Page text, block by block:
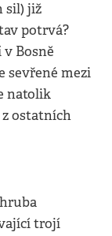
sil) již
potrvá?
Bosně
sevřené mezi
natolik
z ostatních
trojí